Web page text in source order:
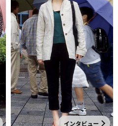
インタビュー